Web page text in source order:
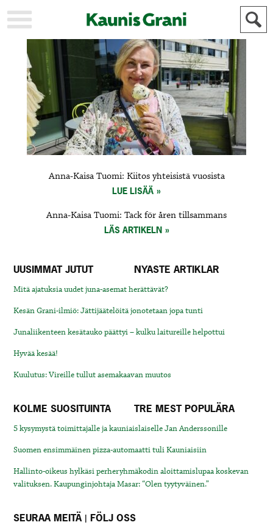
KAUPUNKI
STADEN
AJANKOHTAISTA
AKTUELLT
URHEILU
IDROTT
KULTTUURI
KULTUR
HISTORIA
HISTORIA
YLEINEN
ALLMÄN
MAINOSTAJILLE
FÖR
ANNONSÖRER
Anna-Kaisa Tuomi: Kiitos yhteisistä vuosista
LUE LISÄÄ
Anna-Kaisa Tuomi: Tack för åren tillsammans
LÄS ARTIKELN
UUSIMMAT JUTUT NYASTE ARTIKLAR
Mitä ajatuksia uudet juna-asemat herättävät?
Kesän Grani-ilmiö: Jättijäätelöitä jonotetaan jopa tunti
Junaliikenteen kesätauko päättyi – kulku laitureille helpottui
Hyvää kesää!
Kuulutus: Vireille tullut asemakaavan muutos
KOLME SUOSITUINTA TRE MEST POPULÄRA
5 kysymystä toimittajalle ja kauniaislaiselle Jan Anderssonille
Suomen ensimmäinen pizza-automaatti tuli Kauniaisiin
Hallinto-oikeus hylkäsi perheryhmäkodin aloittamislupaa koskevan
valituksen. Kaupunginjohtaja Masar: “Olen tyytyväinen.”
SEURAA MEITÄ | FÖLJ OSS